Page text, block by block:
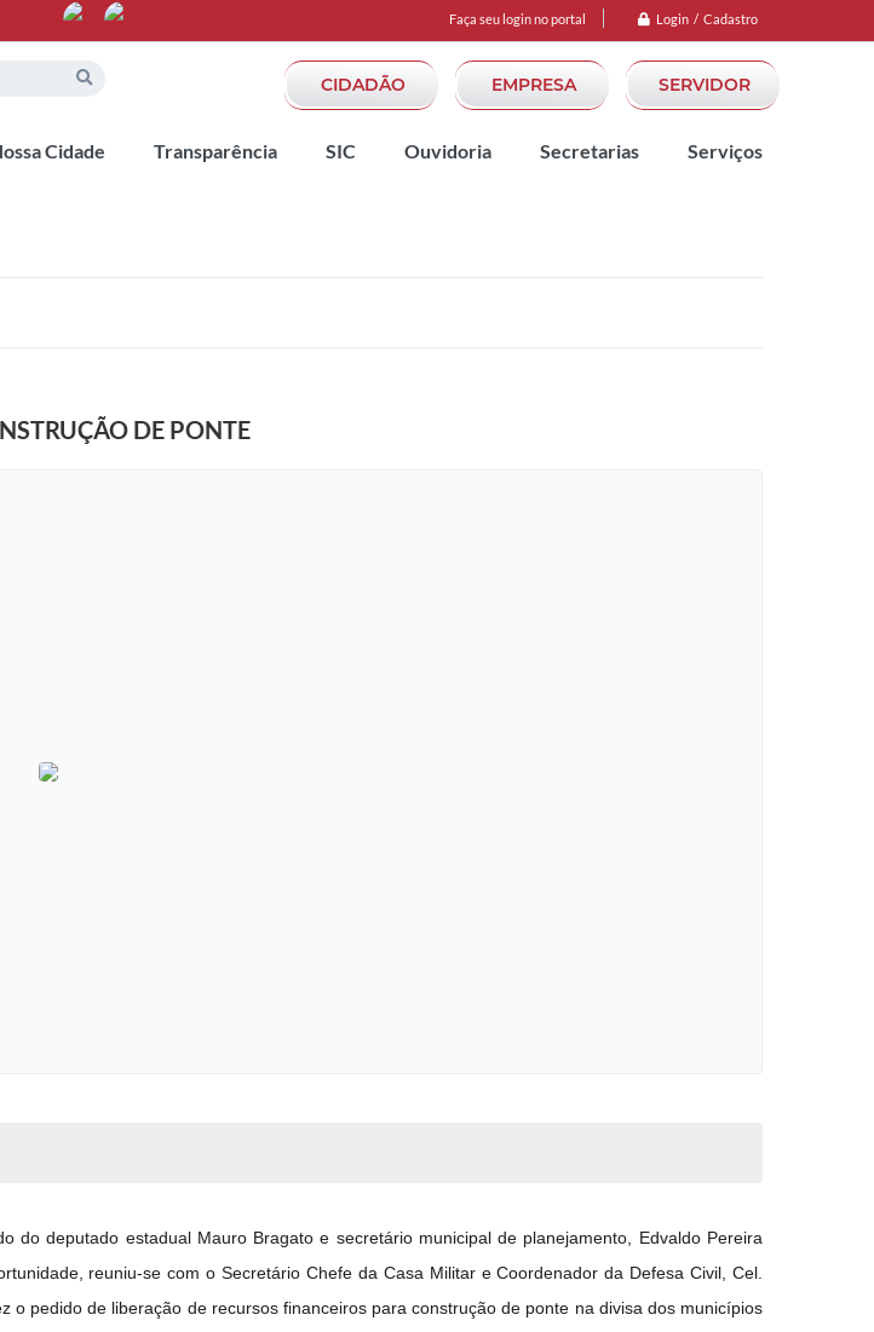
Faça seu login no portal Login / Cadastro
CIDADÃO EMPRESA SERVIDOR
Cidade Transparência SIC Ouvidoria Secretarias Serviços
DE PONTE
deputado estadual Mauro Bragato e secretário municipal de planejamento, Edvaldo Pereira
reuniu-se com o Secretário Chefe da Casa Militar e Coordenador da Defesa Civil, Cel.
pedido de liberação de recursos financeiros para construção de ponte na divisa dos municípios